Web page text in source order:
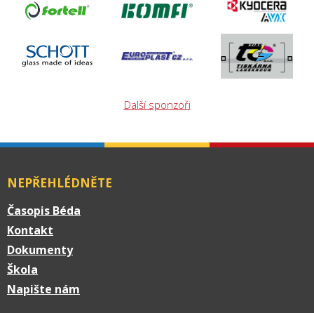
Další sponzoři
NEPŘEHLÉDNĚTE
Časopis Béda
Kontakt
Dokumenty
Škola
Napište nám